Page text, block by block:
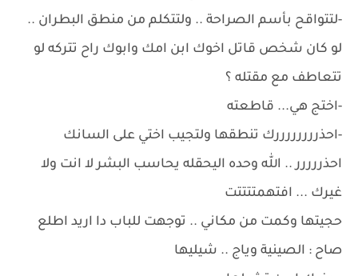
-لتتواقح بأسم الصراحة .. ولتتكلم من منطق البطران ..
لو كان شخص قاتل اخوك ابن امك وابوك راح تتركه لو
تتعاطف مع مقتله ؟
-اختج هي... قاطعته
-احذررررررررك تنطقها ولتجيب اختي على السانك
احذررررر .. الله وحده اليحقله يحاسب البشر لا انت ولا
غيرك ... افتهمتتتتت
حجيتها وكمت من مكاني .. توجهت للباب دا اريد اطلع
صاح : الصينية وياج .. شيليها